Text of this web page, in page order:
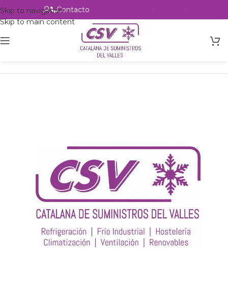
Skip to navigation
Skip to main content
Contacto
Intercambio